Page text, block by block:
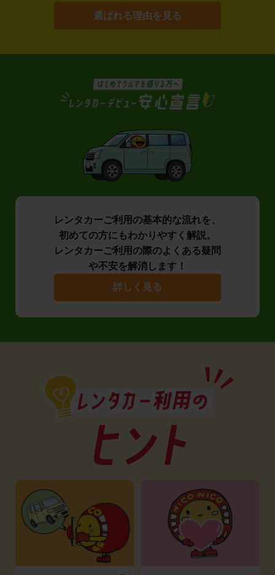
選ばれる理由を見る
レンタカーご利用の基本的な流れを、
初めての方にもわかりやすく解説。
レンタカーご利用の際のよくある疑問
や不安を解消します！
詳しく見る